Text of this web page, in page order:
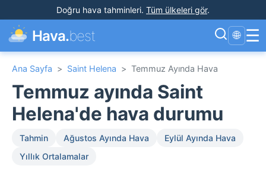
Doğru hava tahminleri. Tüm ülkeleri gör.
Hava.best 🌐 ☰
Ana Sayfa > Saint Helena > Temmuz Ayında Hava
Temmuz ayında Saint
Helena'de hava durumu
Tahmin Ağustos Ayında Hava
Eylül Ayında Hava
Yıllık Ortalamalar